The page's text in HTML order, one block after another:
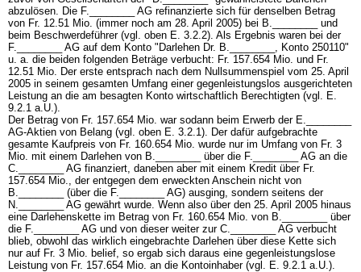
abzulösen. Die F.________ AG refinanzierte sich für denselben Betrag
von Fr. 12.51 Mio. (immer noch am 28. April 2005) bei B.________ und
beim Beschwerdeführer (vgl. oben E. 3.2.2). Als Ergebnis waren bei der
F.________ AG auf dem Konto "Darlehen Dr. B.________, Konto 250110"
u. a. die beiden folgenden Beträge verbucht: Fr. 157.654 Mio. und Fr.
12.51 Mio. Der erste entsprach nach dem Nullsummenspiel vom 25. April
2005 in seinem gesamten Umfang einer gegenleistungslos ausgerichteten
Leistung an die am besagten Konto wirtschaftlich Berechtigten (vgl. E.
9.2.1 a.U.).
Der Betrag von Fr. 157.654 Mio. war sodann beim Erwerb der E.________
AG-Aktien von Belang (vgl. oben E. 3.2.1). Der dafür aufgebrachte
gesamte Kaufpreis von Fr. 160.654 Mio. wurde nur im Umfang von Fr. 3
Mio. mit einem Darlehen von B.________ über die F.________ AG an die
C.________ AG finanziert, daneben aber mit einem Kredit über Fr.
157.654 Mio., der entgegen dem erweckten Anschein nicht von
B.________ (über die F.________ AG) ausging, sondern seitens der
N.________ AG gewährt wurde. Wenn also über den 25. April 2005 hinaus
eine Darlehenskette im Betrag von Fr. 160.654 Mio. von B.________ über
die F.________ AG und von dieser weiter zur C.________ AG verbucht
blieb, obwohl das wirklich eingebrachte Darlehen über diese Kette sich
nur auf Fr. 3 Mio. belief, so ergab sich daraus eine gegenleistungslose
Leistung von Fr. 157.654 Mio. an die Kontoinhaber (vgl. E. 9.2.1 a.U.).